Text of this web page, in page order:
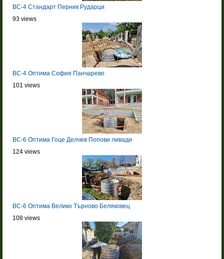
BC-4 Стандарт Перник Рударци
93 views
BC-4 Оптима София Панчарево
101 views
BC-6 Оптима Гоце Делчев Попови ливади
124 views
BC-6 Оптима Велико Търново Беляковец
108 views